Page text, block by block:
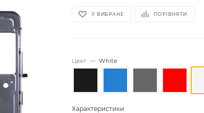
У ВИБРАНЕ ПОРІВНЯТИ
Цвет — White
Характеристики